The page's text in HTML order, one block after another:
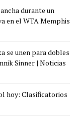
durante un
en el WTA Memphis
se unen para dobles
Sinner | Noticias
hoy: Clasificatorios